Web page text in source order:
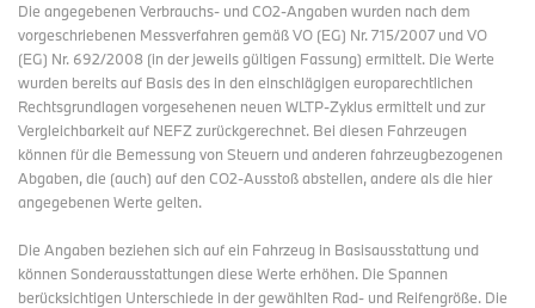
Die angegebenen Verbrauchs- und CO2-Angaben wurden nach dem
vorgeschriebenen Messverfahren gemäß VO (EG) Nr. 715/2007 und VO
(EG) Nr. 692/2008 (in der jeweils gültigen Fassung) ermittelt. Die Werte
wurden bereits auf Basis des in den einschlägigen europarechtlichen
Rechtsgrundlagen vorgesehenen neuen WLTP-Zyklus ermittelt und zur
Vergleichbarkeit auf NEFZ zurückgerechnet. Bei diesen Fahrzeugen
können für die Bemessung von Steuern und anderen fahrzeugbezogenen
Abgaben, die (auch) auf den CO2-Ausstoß abstellen, andere als die hier
angegebenen Werte gelten.
Die Angaben beziehen sich auf ein Fahrzeug in Basisausstattung und
können Sonderausstattungen diese Werte erhöhen. Die Spannen
berücksichtigen Unterschiede in der gewählten Rad- und Reifengröße. Die